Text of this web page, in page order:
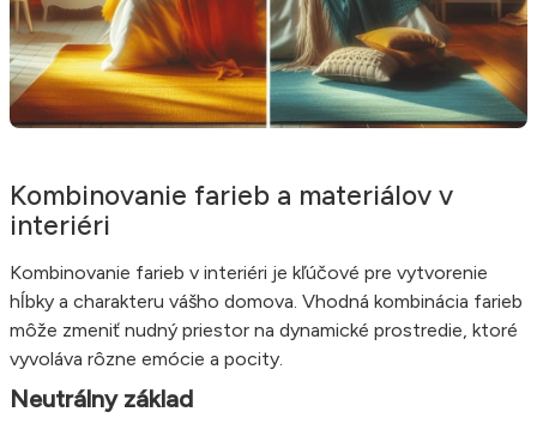
Kombinovanie farieb a materiálov v
interiéri
Kombinovanie farieb v interiéri je kľúčové pre vytvorenie
hĺbky a charakteru vášho domova. Vhodná kombinácia farieb
môže zmeniť nudný priestor na dynamické prostredie, ktoré
vyvoláva rôzne emócie a pocity.
Neutrálny základ